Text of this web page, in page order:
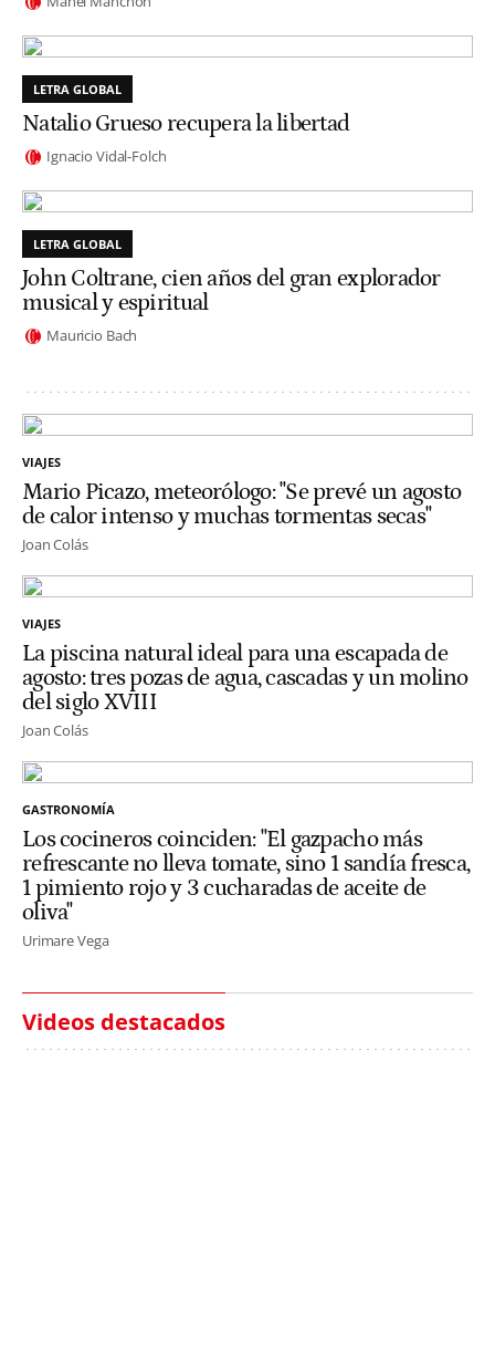
LETRA GLOBAL
Natalio Grueso recupera la libertad
Ignacio Vidal-Folch
LETRA GLOBAL
John Coltrane, cien años del gran explorador
musical y espiritual
Mauricio Bach
VIAJES
Mario Picazo, meteorólogo: "Se prevé un agosto
de calor intenso y muchas tormentas secas"
Joan Colás
VIAJES
La piscina natural ideal para una escapada de
agosto: tres pozas de agua, cascadas y un molino
del siglo XVIII
Joan Colás
GASTRONOMÍA
Los cocineros coinciden: "El gazpacho más
refrescante no lleva tomate, sino 1 sandía fresca,
1 pimiento rojo y 3 cucharadas de aceite de
oliva"
Urimare Vega
Videos destacados